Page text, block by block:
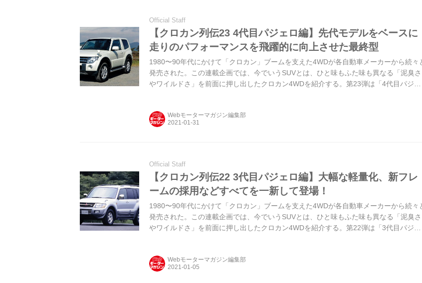
Official Staff
【クロカン列伝23 4代目パジェロ編】先代モデルをベースに
走りのパフォーマンスを飛躍的に向上させた最終型
1980〜90年代にかけて「クロカン」ブームを支えた4WDが各自動車メーカーから続々
発売された。この連載企画では、今でいうSUVとは、ひと味もふた味も異なる「泥臭さ
やワイルドさ」を前面に押し出したクロカン4WDを紹介する。第23弾は「4代目パジェ
Webモーターマガジン編集部
Official Staff
【クロカン列伝22 3代目パジェロ編】大幅な軽量化、新フレ
ームの採用などすべてを一新して登場！
1980〜90年代にかけて「クロカン」ブームを支えた4WDが各自動車メーカーから続々
発売された。この連載企画では、今でいうSUVとは、ひと味もふた味も異なる「泥臭さ
やワイルドさ」を前面に押し出したクロカン4WDを紹介する。第22弾は「3代目パジェ
ップされていたショートボディの幌モデル「Jトップ」は廃止され、2ドア5人乗りのショ
ートボディ（V60系）と、4ドア7人乗りのロングボディ（V70系）のメタルトップボディ
Webモーターマガジン編集部